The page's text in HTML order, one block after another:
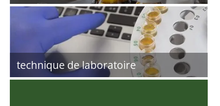
technique de laboratoire